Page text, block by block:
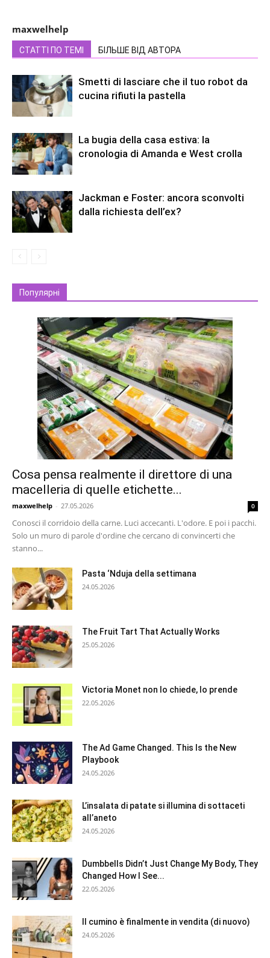
maxwelhelp
СТАТТІ ПО ТЕМІ БІЛЬШЕ ВІД АВТОРА
Smetti di lasciare che il tuo robot da
cucina rifiuti la pastella
La bugia della casa estiva: la
cronologia di Amanda e West crolla
Jackman e Foster: ancora sconvolti
dalla richiesta dell’ex?
Популярні
Cosa pensa realmente il direttore di una
macelleria di quelle etichette...
maxwelhelp - 27.05.2026 0
Conosci il corridoio della carne. Luci accecanti. L'odore. E poi i pacchi.
Solo un muro di parole d'ordine che cercano di convincerti che
stanno...
Pasta ‘Nduja della settimana
24.05.2026
The Fruit Tart That Actually Works
25.05.2026
Victoria Monet non lo chiede, lo prende
22.05.2026
The Ad Game Changed. This Is the New
Playbook
24.05.2026
L’insalata di patate si illumina di sottaceti
all’aneto
24.05.2026
Dumbbells Didn’t Just Change My Body, They
Changed How I See...
22.05.2026
Il cumino è finalmente in vendita (di nuovo)
24.05.2026